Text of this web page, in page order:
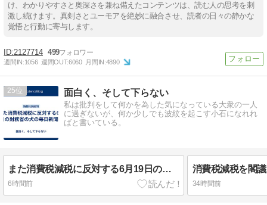
け、わかりやすさと奥深さを兼ね備えたコンテンツは、読む人の思考を刺
激し続けます。真剣さとユーモアを絶妙に融合させ、読者の日々の静かな
覚悟と行動に寄与します。
2127714 499
週間IN:1056 週間OUT:6060 月間IN:4890
25 面白く、そして下らない
私は批判をして何かを為した気になっている大衆の一人
に過ぎないが、何か少しでも波紋を起こす小石になれれ
ばと書いている。
また消費税減税に反対する6月19日の財務省の犬の毎日新聞社説
6時間前
消費税減税を閣
34時間前